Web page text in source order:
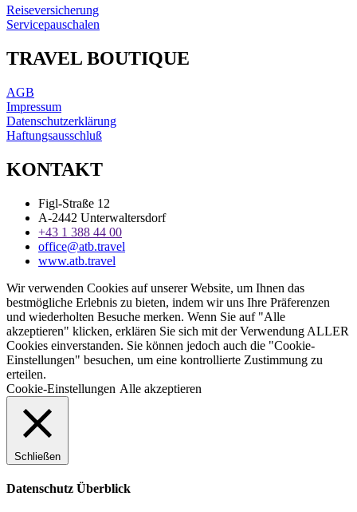
Reiseversicherung
Servicepauschalen
TRAVEL BOUTIQUE
AGB
Impressum
Datenschutzerklärung
Haftungsausschluß
KONTAKT
Figl-Straße 12
A-2442 Unterwaltersdorf
+43 1 388 44 00
office@atb.travel
www.atb.travel
Wir verwenden Cookies auf unserer Website, um Ihnen das
bestmögliche Erlebnis zu bieten, indem wir uns Ihre Präferenzen
und wiederholten Besuche merken. Wenn Sie auf "Alle
akzeptieren" klicken, erklären Sie sich mit der Verwendung ALLER
Cookies einverstanden. Sie können jedoch auch die "Cookie-
Einstellungen" besuchen, um eine kontrollierte Zustimmung zu
erteilen.
Cookie-Einstellungen Alle akzeptieren
Schließen
Datenschutz Überblick